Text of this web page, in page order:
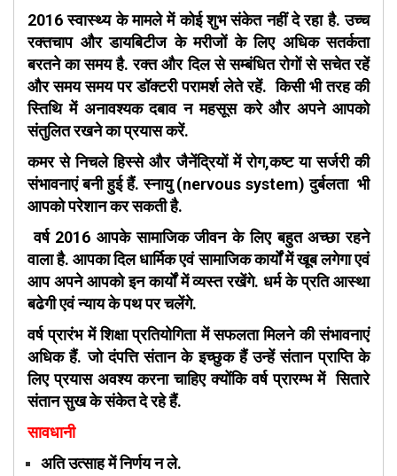
2016 स्वास्थ्य के मामले में कोई शुभ संकेत नहीं दे रहा है. उच्च
रक्तचाप और डायबिटीज के मरीजों के लिए अधिक सतर्कता
बरतने का समय है. रक्त और दिल से सम्बंधित रोगों से सचेत रहें
और समय समय पर डॉक्टरी परामर्श लेते रहें. किसी भी तरह की
स्तिथि में अनावश्यक दबाव न महसूस करे और अपने आपको
संतुलित रखने का प्रयास करें.
कमर से निचले हिस्से और जैनेंद्रियों में रोग,कष्ट या सर्जरी की
संभावनाएं बनी हुई हैं. स्नायु (nervous system) दुर्बलता भी
आपको परेशान कर सकती है.
वर्ष 2016 आपके सामाजिक जीवन के लिए बहुत अच्छा रहने
वाला है. आपका दिल धार्मिक एवं सामाजिक कार्यों में खूब लगेगा एवं
आप अपने आपको इन कार्यों में व्यस्त रखेंगे. धर्म के प्रति आस्था
बढेगी एवं न्याय के पथ पर चलेंगे.
वर्ष प्रारंभ में शिक्षा प्रतियोगिता में सफलता मिलने की संभावनाएं
अधिक हैं. जो दंपत्ति संतान के इच्छुक हैं उन्हें संतान प्राप्ति के
लिए प्रयास अवश्य करना चाहिए क्योंकि वर्ष प्रारम्भ में सितारे
संतान सुख के संकेत दे रहे हैं.
सावधानी
अति उत्साह में निर्णय न ले.